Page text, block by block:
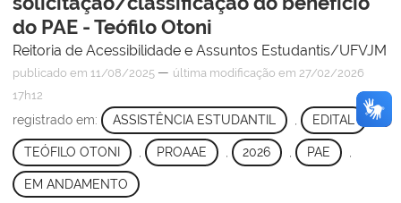
do PAE - Teófilo Otoni
Reitoria de Acessibilidade e Assuntos Estudantis/UFVJM
publicado em 11/08/2025 — última modificação em 27/02/2026
17h12
registrado em: ASSISTÊNCIA ESTUDANTIL , EDITAL ,
TEÓFILO OTONI PROAAE 2026 , PAE
EM ANDAMENTO